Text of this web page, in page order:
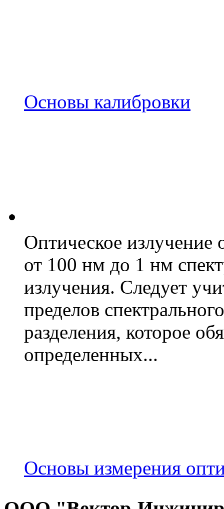
Основы калибровки
Оптическое излучение
от 100 нм до 1 нм
излучения. Следует
пределов
разделения, которое
определенных...
Основы измерения